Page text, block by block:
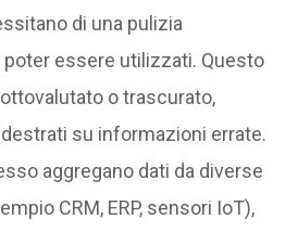
di una pulizia
essere utilizzati. Questo
o trascurato,
su informazioni errate.
aggregano dati da diverse
CRM, ERP, sensori IoT),